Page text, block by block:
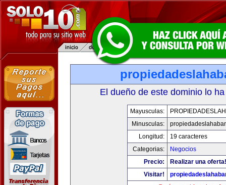
El dueño de este dominio lo
Mayusculas:
Minusculas:
Longitud:
19 caracteres
Categorias:
Negocios
Precio:
Realizar una oferta!
Visitar!